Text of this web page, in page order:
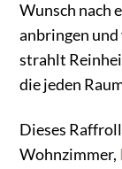
Wunsch nach
anbringen
strahlt
die jeden
Dieses
Wohnzimmer,